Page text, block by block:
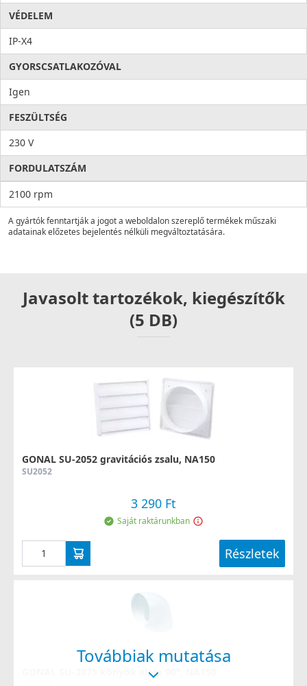
VÉDELEM
IP-X4
GYORSCSATLAKOZÓVAL
Igen
FESZÜLTSÉG
230 V
FORDULATSZÁM
2100 rpm
A gyártók fenntartják a jogot a weboldalon szereplő termékek műszaki
adatainak előzetes bejelentés nélküli megváltoztatására.
Javasolt tartozékok, kiegészítők
(5 DB)
GONAL SU-2052 gravitációs zsalu, NA150
SU2052
3 290 Ft
Saját raktárunkban
Részletek
GONAL SU-2075 könyök elem 90°, NA150
Továbbiak mutatása